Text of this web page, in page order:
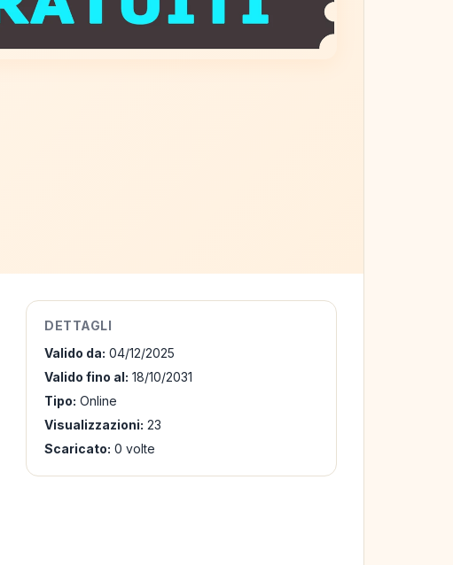
DETTAGLI
Valido da: 04/12/2025
Valido fino al: 18/10/2031
Tipo: Online
Visualizzazioni: 23
Scaricato: 0 volte